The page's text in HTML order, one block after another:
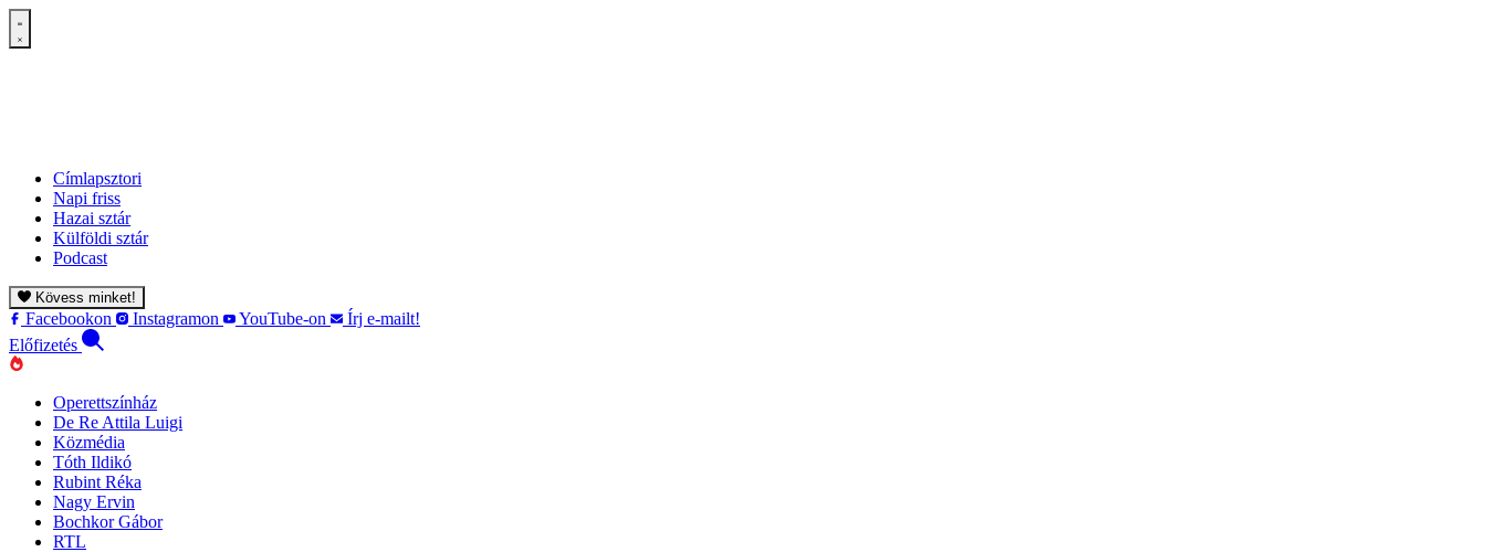
Címlapsztori
Napi friss
Hazai sztár
Külföldi sztár
Podcast
Kövess minket!
Facebookon Instagramon YouTube-on
Írj e-mailt!
Előfizetés
Operettszínház
De Re Attila Luigi
Közmédia
Tóth Ildikó
Rubint Réka
Nagy Ervin
Bochkor Gábor
RTL